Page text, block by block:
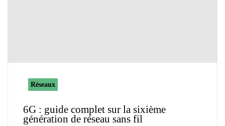
Réseaux
6G : guide complet sur la sixième
génération de réseau sans fil